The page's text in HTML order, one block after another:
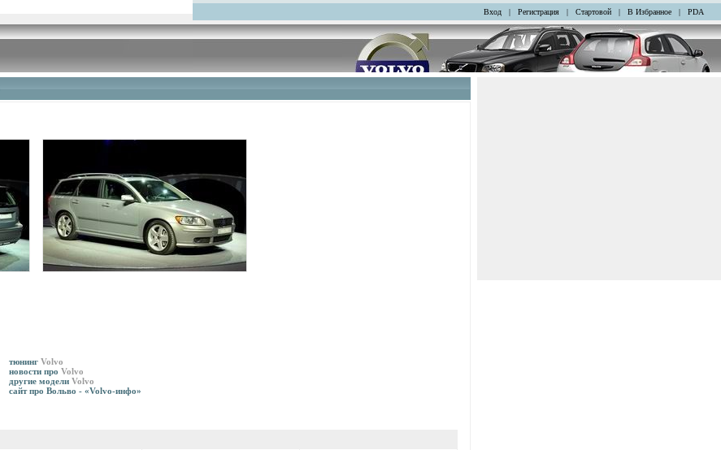
Вход | Регистрация | Стартовой | В Избранное | PDA
тюнинг Volvo
новости про Volvo
другие модели Volvo
сайт про Вольво - «Volvo-инфо»